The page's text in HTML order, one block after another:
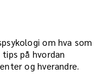
om hva som
på hvordan
og hverandre.